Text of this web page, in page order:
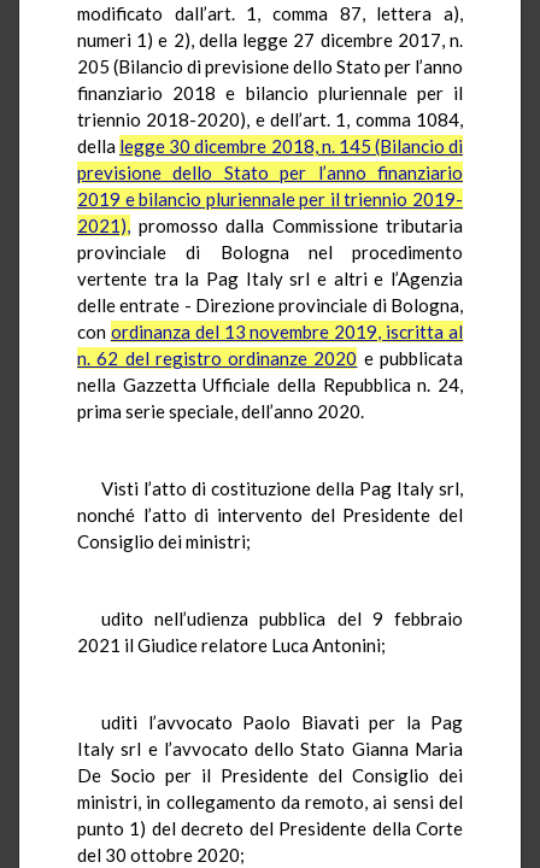
modificato dall’art. 1, comma 87, lettera a),
numeri 1) e 2), della legge 27 dicembre 2017, n.
205 (Bilancio di previsione dello Stato per l’anno
finanziario 2018 e bilancio pluriennale per il
triennio 2018-2020), e dell’art. 1, comma 1084,
della legge 30 dicembre 2018, n. 145 (Bilancio di
previsione dello Stato per l’anno finanziario
2019 e bilancio pluriennale per il triennio 2019-
2021), promosso dalla Commissione tributaria
provinciale di Bologna nel procedimento
vertente tra la Pag Italy srl e altri e l’Agenzia
delle entrate - Direzione provinciale di Bologna,
con ordinanza del 13 novembre 2019, iscritta al
n. 62 del registro ordinanze 2020 e pubblicata
nella Gazzetta Ufficiale della Repubblica n. 24,
prima serie speciale, dell’anno 2020.
Visti l’atto di costituzione della Pag Italy srl,
nonché l’atto di intervento del Presidente del
Consiglio dei ministri;
udito nell’udienza pubblica del 9 febbraio
2021 il Giudice relatore Luca Antonini;
uditi l’avvocato Paolo Biavati per la Pag
Italy srl e l’avvocato dello Stato Gianna Maria
De Socio per il Presidente del Consiglio dei
ministri, in collegamento da remoto, ai sensi del
punto 1) del decreto del Presidente della Corte
del 30 ottobre 2020;